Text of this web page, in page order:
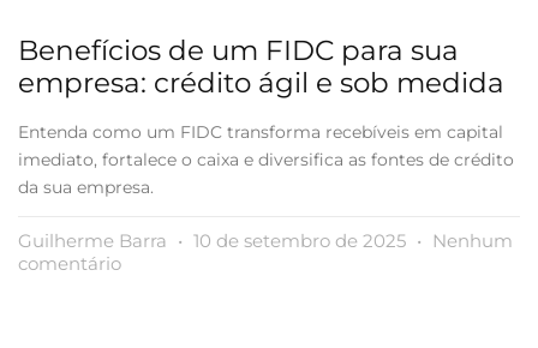
Benefícios de um FIDC para sua
empresa: crédito ágil e sob medida
Entenda como um FIDC transforma recebíveis em capital
imediato, fortalece o caixa e diversifica as fontes de crédito
da sua empresa.
Guilherme Barra 10 de setembro de 2025
Nenhum
comentário